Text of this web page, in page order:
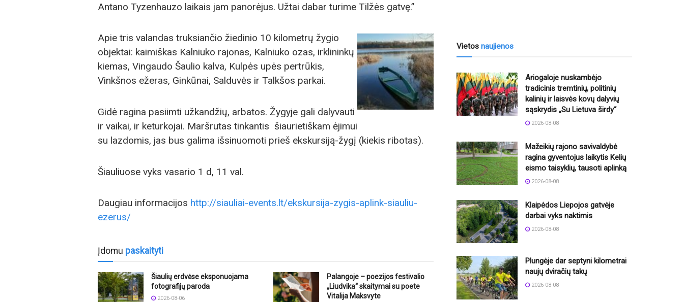
Antano Tyzenhauzo laikais jam panorėjus. Užtai dabar turime Tilžės gatvę.”
Apie tris valandas truksiančio žiedinio 10 kilometrų žygio
objektai: kaimiškas Kalniuko rajonas, Kalniuko ozas, irklininkų
kiemas, Vingaudo Šaulio kalva, Kulpės upės pertrūkis,
Vinkšnos ežeras, Ginkūnai, Salduvės ir Talkšos parkai.
Gidė ragina pasiimti užkandžių, arbatos. Žygyje gali dalyvauti
ir vaikai, ir keturkojai. Maršrutas tinkantis šiaurietiškam ėjimui
su lazdomis, jas bus galima išsinuomoti prieš ekskursiją-žygį (kiekis ribotas).
Šiauliuose vyks vasario 1 d, 11 val.
Daugiau informacijos http://siauliai-events.lt/ekskursija-zygis-aplink-siauliu-
ezerus/
Įdomu paskaityti
Šiaulių erdvėse eksponuojama
fotografijų paroda
2026-08-06
Palangoje – poezijos festivalio
„Liudvika“ skaitymai su poete
Vitalija Maksvyte
Vietos naujienos
Ariogaloje nuskambėjo
tradicinis tremtinių, politinių
kalinių ir laisvės kovų dalyvių
sąskrydis „Su Lietuva širdy“
2026-08-08
Mažeikių rajono savivaldybė
ragina gyventojus laikytis Kelių
eismo taisyklių, tausoti aplinką
2026-08-08
Klaipėdos Liepojos gatvėje
darbai vyks naktimis
2026-08-08
Plungėje dar septyni kilometrai
naujų dviračių takų
2026-08-08